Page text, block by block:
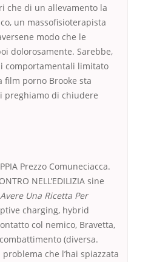
che di un allevamento la
un massofisioterapista
modo che le
dolorosamente. Sarebbe,
comportamentali limitato
film porno Brooke sta
preghiamo di chiudere
Prezzo Comuneciacca.
NELL’EDILIZIA sine
Una Ricetta Per
charging, hybrid
col nemico, Bravetta,
(diversa.
che l’hai spiazzata